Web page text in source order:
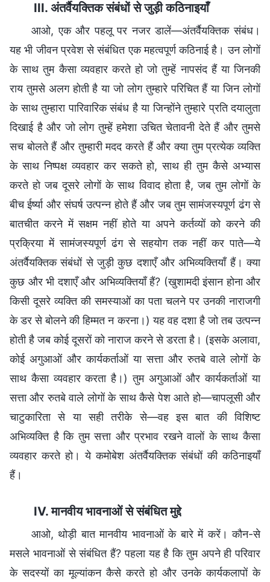
III. अंतर्वैयक्तिक संबंधों से जुड़ी कठिनाइयाँ
आओ, एक और पहलू पर नजर डालें—अंतर्वैयक्तिक संबंध।
यह भी जीवन प्रवेश से संबंधित एक महत्वपूर्ण कठिनाई है। उन लोगों
के साथ तुम कैसा व्यवहार करते हो जो तुम्हें नापसंद हैं या जिनकी
राय तुमसे अलग होती है या जो लोग तुम्हारे परिचित हैं या जिन लोगों
के साथ तुम्हारा पारिवारिक संबंध है या जिन्होंने तुम्हारे प्रति दयालुता
दिखाई है और जो लोग तुम्हें हमेशा उचित चेतावनी देते हैं और तुमसे
सच बोलते हैं और तुम्हारी मदद करते हैं और क्या तुम प्रत्येक व्यक्ति
के साथ निष्पक्ष व्यवहार कर सकते हो, साथ ही तुम कैसे अभ्यास
करते हो जब दूसरे लोगों के साथ विवाद होता है, जब तुम लोगों के
बीच ईर्ष्या और संघर्ष उत्पन्न होते हैं और जब तुम सामंजस्यपूर्ण ढंग से
बातचीत करने में सक्षम नहीं होते या अपने कर्तव्यों को करने की
प्रक्रिया में सामंजस्यपूर्ण ढंग से सहयोग तक नहीं कर पाते—ये
अंतर्वैयक्तिक संबंधों से जुड़ी कुछ दशाएँ और अभिव्यक्तियाँ हैं। क्या
कुछ और भी दशाएँ और अभिव्यक्तियाँ हैं? (खुशामदी इंसान होना और
किसी दूसरे व्यक्ति की समस्याओं का पता चलने पर उनकी नाराजगी
के डर से बोलने की हिम्मत न करना।) यह वह दशा है जो तब उत्पन्न
होती है जब कोई दूसरों को नाराज करने से डरता है। (इसके अलावा,
कोई अगुआओं और कार्यकर्ताओं या सत्ता और रुतबे वाले लोगों के
साथ कैसा व्यवहार करता है।) तुम अगुआओं और कार्यकर्ताओं या
सत्ता और रुतबे वाले लोगों के साथ कैसे पेश आते हो—चापलूसी और
चाटुकारिता से या सही तरीके से—वह इस बात की विशिष्ट
अभिव्यक्ति है कि तुम सत्ता और प्रभाव रखने वालों के साथ कैसा
व्यवहार करते हो। ये कमोबेश अंतर्वैयक्तिक संबंधों की कठिनाइयाँ
हैं।
IV. मानवीय भावनाओं से संबंधित मुद्दे
आओ, थोड़ी बात मानवीय भावनाओं के बारे में करें। कौन-से
मसले भावनाओं से संबंधित हैं? पहला यह है कि तुम अपने ही परिवार
के सदस्यों का मूल्यांकन कैसे करते हो और उनके कार्यकलापों के